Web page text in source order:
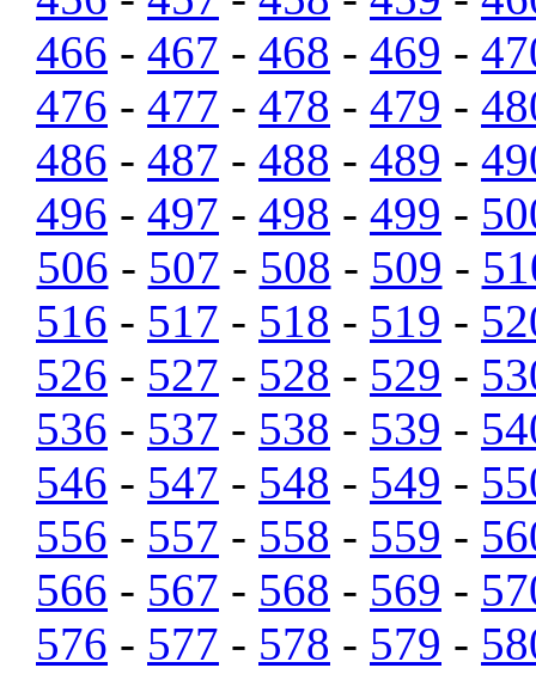
466 - 467 - 468 - 469 -
476 - 477 - 478 - 479 -
486 - 487 - 488 - 489 -
496 - 497 - 498 - 499 -
506 - 507 - 508 - 509 -
516 - 517 - 518 - 519 -
526 - 527 - 528 - 529 -
536 - 537 - 538 - 539 -
546 - 547 - 548 - 549 -
556 - 557 - 558 - 559 -
566 - 567 - 568 - 569 -
576 - 577 - 578 - 579 -